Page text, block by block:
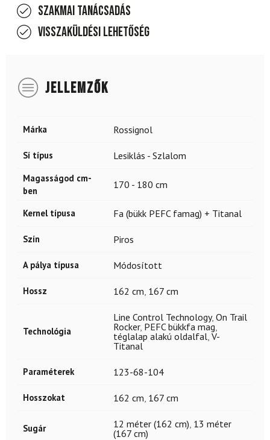
Szakmai tanácsadás
Visszaküldési lehetőség
JELLEMZŐK
Márka Rossignol
Sí típus Lesiklás - Szlalom
Magasságod cm-
ben
170 - 180 cm
Kernel típusa Fa (bükk PEFC famag) + Titanal
Szín Piros
A pálya típusa Módosított
Hossz 162 cm 167 cm
Technológia
Line Control Technology, On Trail
Rocker, PEFC bükkfa mag
téglalap alakú oldalfal ,V-
Titanal
Paraméterek 123-68-104
Hosszokat 162 cm 167 cm
Sugár 12 méter (162 cm) 13 méter
(167 cm)